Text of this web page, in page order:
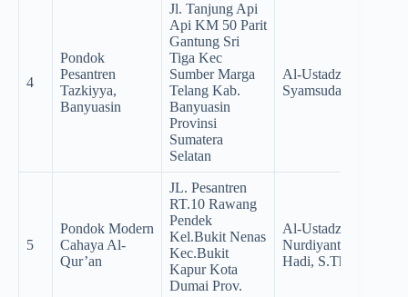
4
Pondok
Pesantren
Tazkiyya,
Banyuasin
Jl. Tanjung Api
Api KM 50 Parit
Gantung Sri
Tiga Kec
Sumber Marga
Telang Kab.
Banyuasin
Provinsi
Sumatera
Selatan
Al-Ustadz
Syamsudari, S.Pd
5
Pondok Modern
Cahaya Al-
Qur’an
JL. Pesantren
RT.10 Rawang
Pendek
Kel.Bukit Nenas
Kec.Bukit
Kapur Kota
Dumai Prov.
Al-Ustadz
Nurdiyanto Khusnia
Hadi, S.Th.I, M.Pd.I